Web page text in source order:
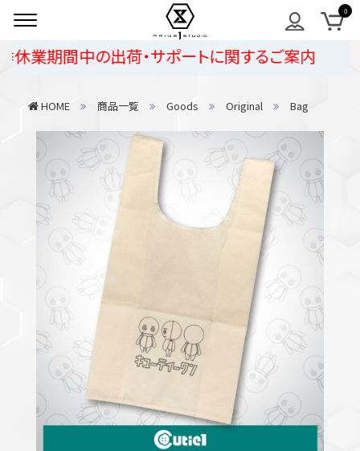
期間中の出荷・サポートに関するご案内
HOME 商品一覧 Goods Original Bag